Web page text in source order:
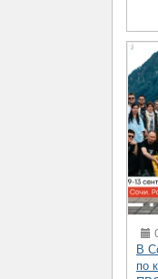
В
по